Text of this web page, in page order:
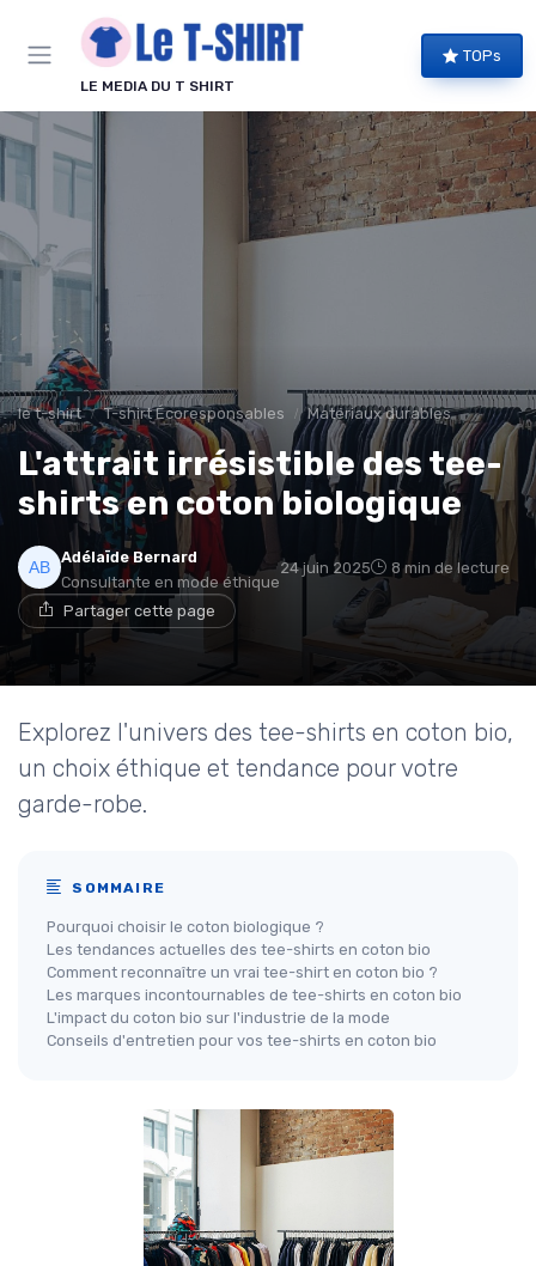
LE MEDIA DU T SHIRT
TOPs
le t-shirt T-shirt Écoresponsables Matériaux durables
L'attrait irrésistible des tee-
shirts en coton biologique
Adélaïde Bernard
Consultante en mode éthique
24 juin 2025 8 min de lecture
Partager cette page
Explorez l'univers des tee-shirts en coton bio,
un choix éthique et tendance pour votre
garde-robe.
SOMMAIRE
Pourquoi choisir le coton biologique ?
Les tendances actuelles des tee-shirts en coton bio
Comment reconnaître un vrai tee-shirt en coton bio ?
Les marques incontournables de tee-shirts en coton bio
L'impact du coton bio sur l'industrie de la mode
Conseils d'entretien pour vos tee-shirts en coton bio
Panneau de gestion des cookies